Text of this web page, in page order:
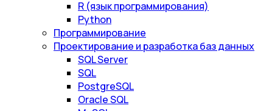
R (язык программирования)
Python
Программирование
Проектирование и разработка баз данных
SQL Server
SQL
PostgreSQL
Oracle SQL